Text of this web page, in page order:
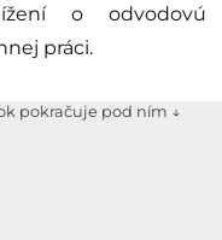
o odvodovú
práci.
pokračuje pod ním ↓